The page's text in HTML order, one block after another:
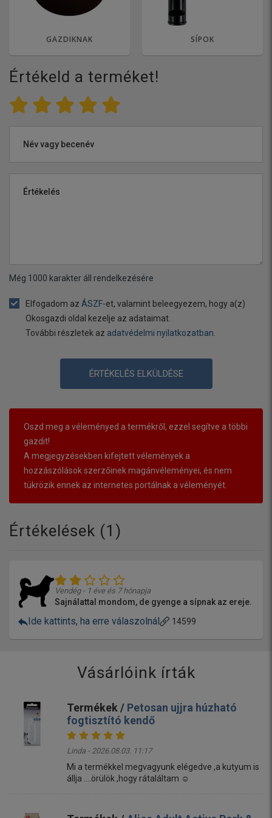
GAZDIKNAK SÍPOK
Értékeld a terméket!
Név vagy becenév
Értékelés
Még 1000 karakter áll rendelkezésére
Elfogadom az ÁSZF-et, valamint beleegyezem, hogy a(z)
Okosgazdi oldal kezelje az adataimat.
További részletek az adatvédelmi nyilatkozatban
ÉRTÉKELÉS ELKÜLDÉSE
Oszd meg a véleményed a termékről, ezzel segítve a többi
gazdit!
A megjegyzésekben kifejtett vélemények a
hozzászólások szerzőinek magánvéleményei, és nem
tükrözik ennek az internetes portálnak a véleményét.
Értékelések (1 )
Vendég - 1 éve és 7 hónapja
Sajnálattal mondom, de gyenge a sípnak az ereje.
Ide kattints, ha erre válaszolnál 14599
Vásárlóink írták
Termékek / Petosan ujjra húzható
fogtisztító kendő
Linda - 2026.08.03. 11:17
Mi a termékkel megvagyunk elégedve ,a kutyum is
állja ....örülök ,hogy rátaláltam ☺️